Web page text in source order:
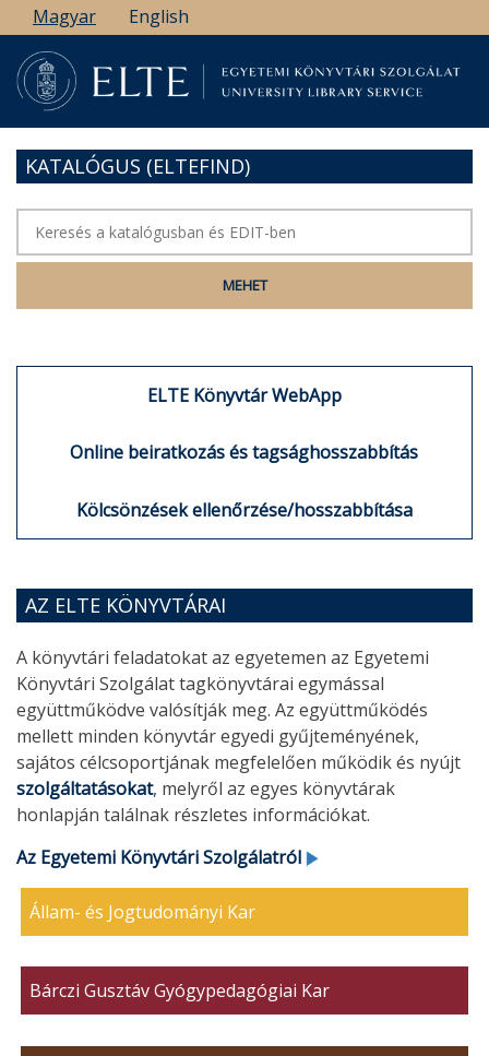
Ugrás
a
tartalomra
Magyar English
KATALÓGUS (ELTEFIND)
ELTE Könyvtár WebApp
Online beiratkozás és tagsághosszabbítás
Kölcsönzések ellenőrzése/hosszabbítása
AZ ELTE KÖNYVTÁRAI
A könyvtári feladatokat az egyetemen az Egyetemi
Könyvtári Szolgálat tagkönyvtárai egymással
együttműködve valósítják meg. Az együttműködés
mellett minden könyvtár egyedi gyűjteményének,
sajátos célcsoportjának megfelelően működik és nyújt
szolgáltatásokat, melyről az egyes könyvtárak
honlapján találnak részletes információkat.
Az Egyetemi Könyvtári Szolgálatról
Állam- és Jogtudományi Kar
Bárczi Gusztáv Gyógypedagógiai Kar